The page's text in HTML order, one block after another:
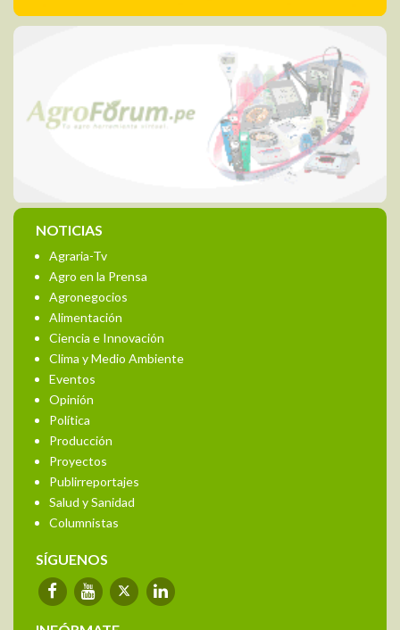
NOTICIAS
Agraria-Tv
Agro en la Prensa
Agronegocios
Alimentación
Ciencia e Innovación
Clima y Medio Ambiente
Eventos
Opinión
Política
Producción
Proyectos
Publirreportajes
Salud y Sanidad
Columnistas
SÍGUENOS